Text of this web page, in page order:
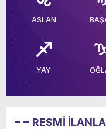
ASLAN
YAY
RESMİ